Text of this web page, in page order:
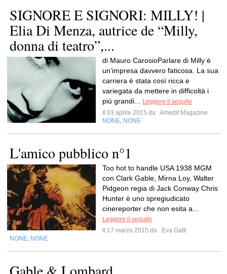
SIGNORE E SIGNORI: MILLY! |
Elia Di Menza, autrice de “Milly,
donna di teatro”,...
di Mauro CarosioParlare di Milly è
un’impresa davvero faticosa. La sua
carriera è stata così ricca e
variegata da mettere in difficoltà i
più grandi...
Leggere il seguito
Il 03 aprile 2015 da Amedit Magazine
NONE NONE
L'amico pubblico n°1
Too hot to handle USA 1938 MGM
con Clark Gable, Mirna Loy, Walter
Pidgeon regia di Jack Conway Chris
Hunter è uno spregiudicato
cinereporter che non esita a...
Leggere il seguito
Il 17 marzo 2015 da
Eva Gatti
NONE NONE